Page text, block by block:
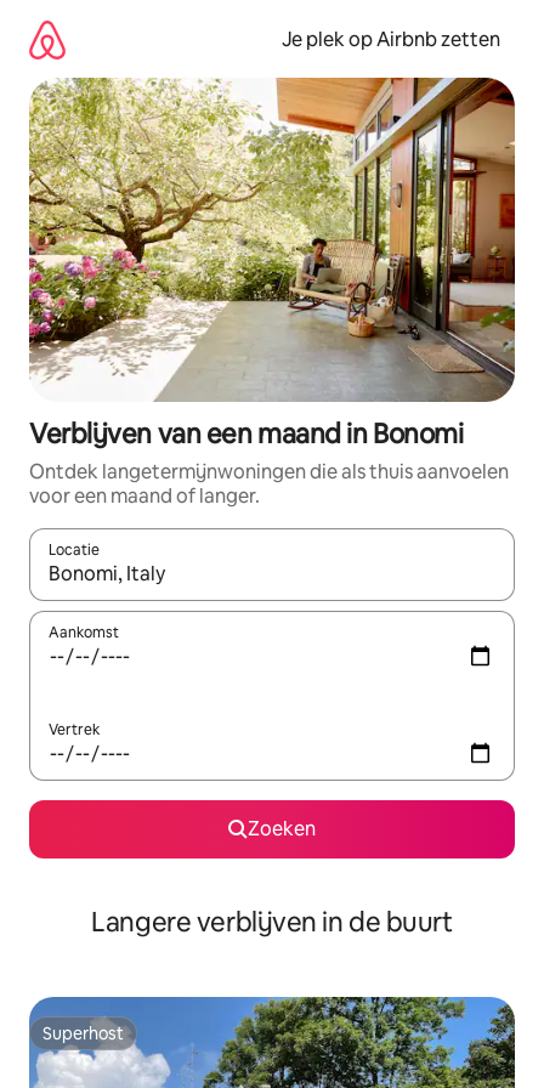
direct
naar
inhoud
Je plek op Airbnb zetten
Verblijven van een maand in Bonomi
Ontdek langetermijnwoningen die als thuis aanvoelen
voor een maand of langer.
Locatie
Wanneer er resultaten beschikbaar zijn, maak je een keuze
Aankomst
Vertrek
Zoeken
Langere verblijven in de buurt
Superhost
Superhost